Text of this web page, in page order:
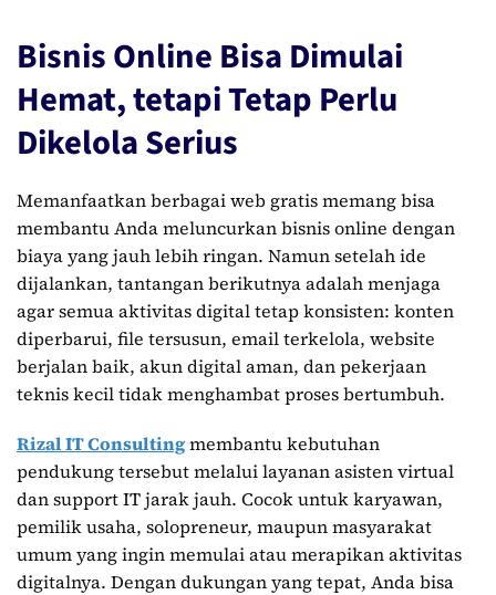
Bisnis Online Bisa Dimulai
Hemat, tetapi Tetap Perlu
Dikelola Serius
Memanfaatkan berbagai web gratis memang bisa
membantu Anda meluncurkan bisnis online dengan
biaya yang jauh lebih ringan. Namun setelah ide
dijalankan, tantangan berikutnya adalah menjaga
agar semua aktivitas digital tetap konsisten: konten
diperbarui, file tersusun, email terkelola, website
berjalan baik, akun digital aman, dan pekerjaan
teknis kecil tidak menghambat proses bertumbuh.
Rizal IT Consultingmembantu kebutuhan
pendukung tersebut melalui layanan asisten virtual
dan support IT jarak jauh. Cocok untuk karyawan,
pemilik usaha, solopreneur, maupun masyarakat
umum yang ingin memulai atau merapikan aktivitas
digitalnya. Dengan dukungan yang tepat, Anda bisa